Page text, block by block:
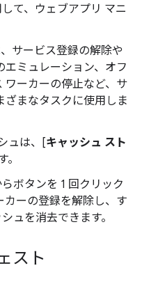
て、ウェブアプリ マニ
サービス登録の解除や
ミュレーション、オフ
ワーカーの停止など、サ
ざまなタスクに使用しま
ュは、[キャッシュ スト
ボタンを 1 回クリック
カーの登録を解除し、す
ュを消去できます。
スト